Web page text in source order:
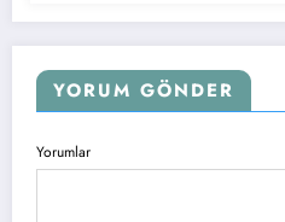
YORUM GÖNDER
Yorumlar